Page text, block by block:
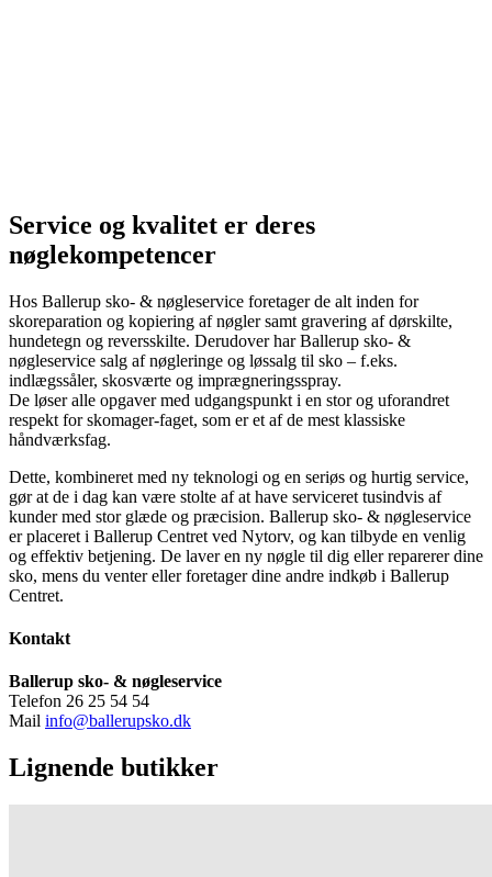
Service og kvalitet er deres
nøglekompetencer
Hos Ballerup sko- & nøgleservice foretager de alt inden for
skoreparation og kopiering af nøgler samt gravering af dørskilte,
hundetegn og reversskilte. Derudover har Ballerup sko- &
nøgleservice salg af nøgleringe og løssalg til sko – f.eks.
indlægssåler, skosværte og imprægneringsspray.
De løser alle opgaver med udgangspunkt i en stor og uforandret
respekt for skomager-faget, som er et af de mest klassiske
håndværksfag.
Dette, kombineret med ny teknologi og en seriøs og hurtig service,
gør at de i dag kan være stolte af at have serviceret tusindvis af
kunder med stor glæde og præcision. Ballerup sko- & nøgleservice
er placeret i Ballerup Centret ved Nytorv, og kan tilbyde en venlig
og effektiv betjening. De laver en ny nøgle til dig eller reparerer dine
sko, mens du venter eller foretager dine andre indkøb i Ballerup
Centret.
Kontakt
Ballerup sko- & nøgleservice
Telefon 26 25 54 54
Mail info@ballerupsko.dk
Lignende butikker